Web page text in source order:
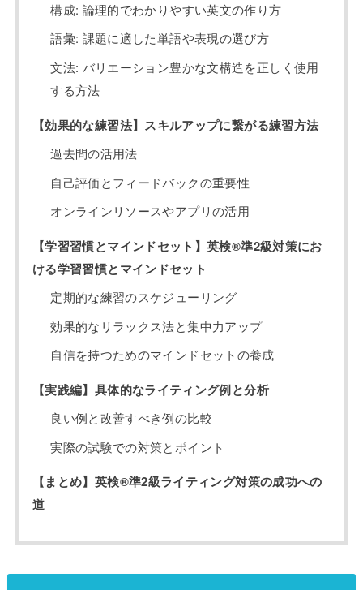
構成: 論理的でわかりやすい英文の作り方
語彙: 課題に適した単語や表現の選び方
文法: バリエーション豊かな文構造を正しく使用
する方法
【効果的な練習法】スキルアップに繋がる練習方法
過去問の活用法
自己評価とフィードバックの重要性
オンラインリソースやアプリの活用
【学習習慣とマインドセット】英検®準2級対策にお
ける学習習慣とマインドセット
定期的な練習のスケジューリング
効果的なリラックス法と集中力アップ
自信を持つためのマインドセットの養成
【実践編】具体的なライティング例と分析
良い例と改善すべき例の比較
実際の試験での対策とポイント
【まとめ】英検®準2級ライティング対策の成功への
道